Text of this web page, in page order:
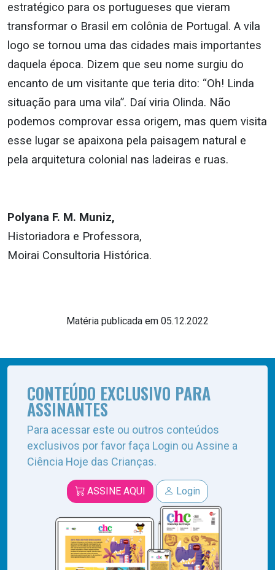
estratégico para os portugueses que vieram
transformar o Brasil em colônia de Portugal. A vila
logo se tornou uma das cidades mais importantes
daquela época. Dizem que seu nome surgiu do
encanto de um visitante que teria dito: “Oh! Linda
situação para uma vila”. Daí viria Olinda. Não
podemos comprovar essa origem, mas quem visita
esse lugar se apaixona pela paisagem natural e
pela arquitetura colonial nas ladeiras e ruas.
Polyana F. M. Muniz,
Historiadora e Professora,
Moirai Consultoria Histórica.
Matéria publicada em 05.12.2022
CONTEÚDO EXCLUSIVO PARA
ASSINANTES
Para acessar este ou outros conteúdos
exclusivos por favor faça Login ou Assine a
Ciência Hoje das Crianças.
ASSINE AQUI Login